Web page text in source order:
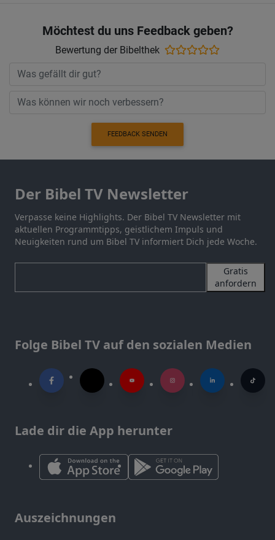
Möchtest du uns Feedback geben?
Bewertung der Bibelthek
FEEDBACK SENDEN
Der Bibel TV Newsletter
Verpasse keine Highlights. Der Bibel TV Newsletter mit
aktuellen Programmtipps, geistlichem Impuls und
Neuigkeiten rund um Bibel TV informiert Dich jede Woche.
Gratis
anfordern
Folge Bibel TV auf den sozialen Medien
Lade dir die App herunter
Auszeichnungen